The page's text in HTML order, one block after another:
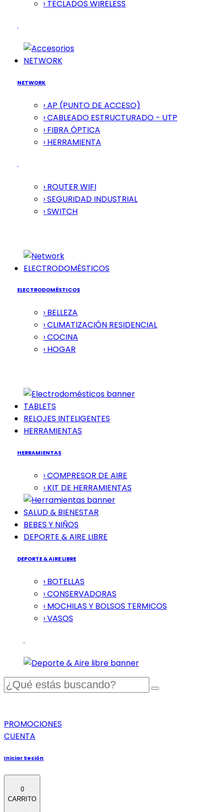
› TECLADOS WIRELESS
NETWORK
NETWORK
› AP (PUNTO DE ACCESO)
› CABLEADO ESTRUCTURADO - UTP
› FIBRA ÓPTICA
› HERRAMIENTA
› ROUTER WIFI
› SEGURIDAD INDUSTRIAL
› SWITCH
ELECTRODOMÉSTICOS
ELECTRODOMÉSTICOS
› BELLEZA
› CLIMATIZACIÓN RESIDENCIAL
› COCINA
› HOGAR
TABLETS
RELOJES INTELIGENTES
HERRAMIENTAS
HERRAMIENTAS
› COMPRESOR DE AIRE
› KIT DE HERRAMIENTAS
SALUD & BIENESTAR
BEBES Y NIÑOS
DEPORTE & AIRE LIBRE
DEPORTE & AIRE LIBRE
› BOTELLAS
› CONSERVADORAS
› MOCHILAS Y BOLSOS TERMICOS
› VASOS
PROMOCIONES
CUENTA
Iniciar Sesión
0
CARRITO